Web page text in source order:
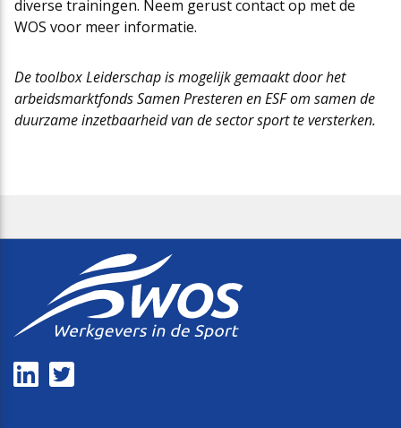
diverse trainingen. Neem gerust contact op met de
WOS voor meer informatie.
De toolbox Leiderschap is mogelijk gemaakt door het
arbeidsmarktfonds Samen Presteren en ESF om samen de
duurzame inzetbaarheid van de sector sport te versterken.